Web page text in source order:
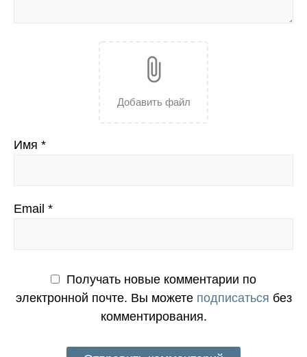
attach_file
Добавить файл
Имя *
Email *
Получать новые комментарии по
электронной почте. Вы можете подписаться без
комментирования.